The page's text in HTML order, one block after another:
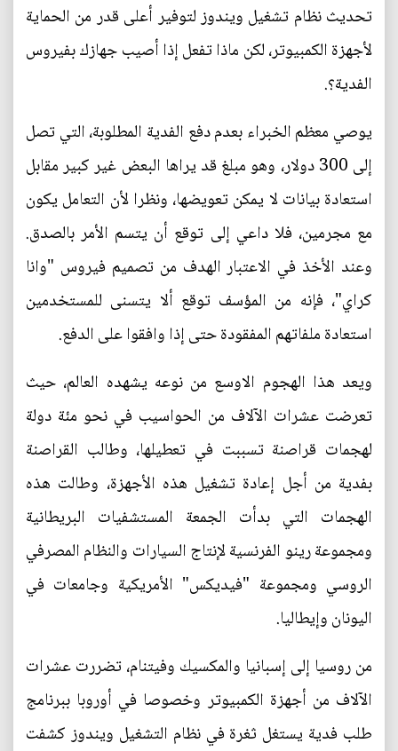
تحديث نظام تشغيل ويندوز لتوفير أعلى قدر من الحماية
لأجهزة الكمبيوتر، لكن ماذا تفعل إذا أصيب جهازك بفيروس
الفدية؟.
يوصي معظم الخبراء بعدم دفع الفدية المطلوبة، التي تصل
إلى 300 دولار، وهو مبلغ قد يراها البعض غير كبير مقابل
استعادة بيانات لا يمكن تعويضها، ونظرا لأن التعامل يكون
مع مجرمين، فلا داعي إلى توقع أن يتسم الأمر بالصدق.
وعند الأخذ في الاعتبار الهدف من تصميم فيروس "وانا
كراي"، فإنه من المؤسف توقع ألا يتسنى للمستخدمين
استعادة ملفاتهم المفقودة حتى إذا وافقوا على الدفع.
ويعد هذا الهجوم الاوسع من نوعه يشهده العالم، حيث
تعرضت عشرات الآلاف من الحواسيب في نحو مئة دولة
لهجمات قراصنة تسببت في تعطيلها، وطالب القراصنة
بفدية من أجل إعادة تشغيل هذه الأجهزة، وطالت هذه
الهجمات التي بدأت الجمعة المستشفيات البريطانية
ومجموعة رينو الفرنسية لإنتاج السيارات والنظام المصرفي
الروسي ومجموعة "فيديكس" الأمريكية وجامعات في
اليونان وإيطاليا.
من روسيا إلى إسبانيا والمكسيك وفيتنام، تضررت عشرات
الآلاف من أجهزة الكمبيوتر وخصوصا في أوروبا ببرنامج
طلب فدية يستغل ثغرة في نظام التشغيل ويندوز كشفت